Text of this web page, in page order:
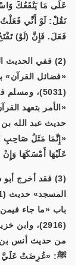
عَلَى مَا يَنْفَعُكَ
تَقُلْ: لَوْ أَنِّي فَعَلْتُ
فَعَلَ. فَإِنَّ (لَوْ)
(2) ففي الحديث
«فضائل القرآن»
(5031)،
حديث عبد الله
«إِنَّمَا مَثَلُ صَاحِبِ
عَلَيْهَا أَمْسَكَهَا
(3) فقد أخرج
باب «ما جاء
من حديث أنس بن
ﷺ: «عُرِضَتْ عَلَيَّ